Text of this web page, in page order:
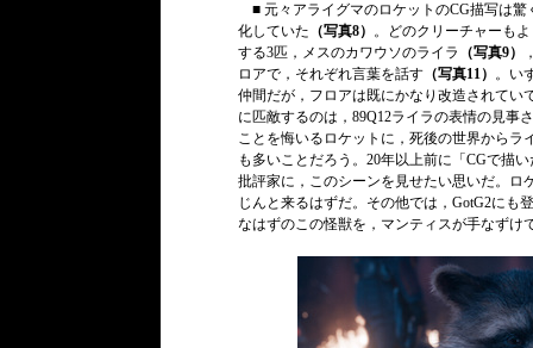
■ 元々アライグマのロケットのCG描写は
化していた （写真8） 。どのクリーチャーも
する3匹，メスのカワウソのライラ
（写真9）
ロアで，それぞれ言葉を話す （写真11） 。い
仲間だが，フロアは既にかなり改造されてい
に匹敵するのは，89Q12ライラの表情の見事
ことを悔いるロケットに，死後の世界から
も多いことだろう。20年以上前に「CGで描
批評家に，このシーンを見せたい思いだ。ロ
じんと来るはずだ。その他では，GotG2にも
なはずのこの怪獣を，マンティスが手なずけ